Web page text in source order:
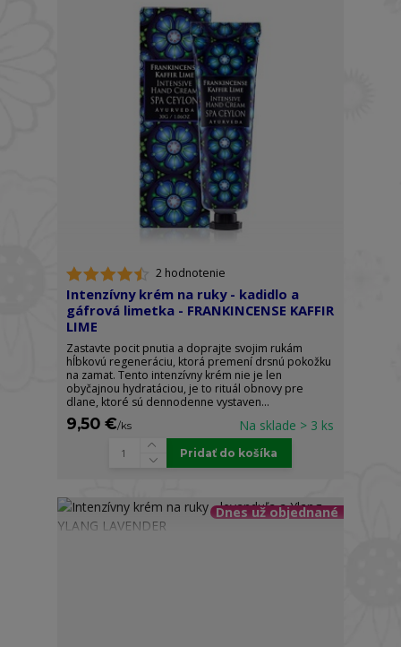
2 hodnotenie
Intenzívny krém na ruky - kadidlo a
gáfrová limetka - FRANKINCENSE KAFFIR
LIME
Zastavte pocit pnutia a doprajte svojim rukám
hĺbkovú regeneráciu, ktorá premení drsnú pokožku
na zamat. Tento intenzívny krém nie je len
obyčajnou hydratáciou, je to rituál obnovy pre
dlane, ktoré sú dennodenne vystaven...
9,50 €/ks Na sklade > 3 ks
Pridať do košíka
Dnes už objednané